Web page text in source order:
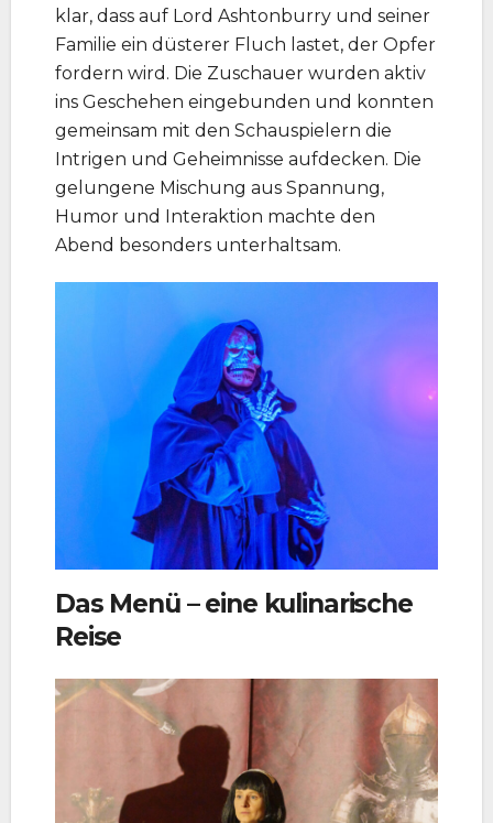
klar, dass auf Lord Ashtonburry und seiner
Familie ein düsterer Fluch lastet, der Opfer
fordern wird. Die Zuschauer wurden aktiv
ins Geschehen eingebunden und konnten
gemeinsam mit den Schauspielern die
Intrigen und Geheimnisse aufdecken. Die
gelungene Mischung aus Spannung,
Humor und Interaktion machte den
Abend besonders unterhaltsam.
Das Menü – eine kulinarische
Reise